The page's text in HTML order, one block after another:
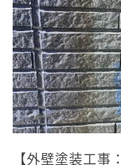
【外壁塗装工